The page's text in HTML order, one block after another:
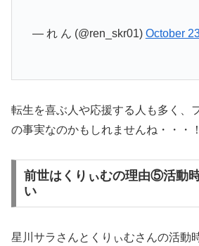
— れ ん (@ren_skr01) October
転生を喜ぶ人や応援する人も多く、
の事実なのかもしれませんね・・・！
前世はくりぃむの理由⑤活動
い
星川サラさんとくりぃむさんの活動